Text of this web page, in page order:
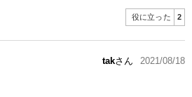
役に立った 2
takさん 2021/08/18